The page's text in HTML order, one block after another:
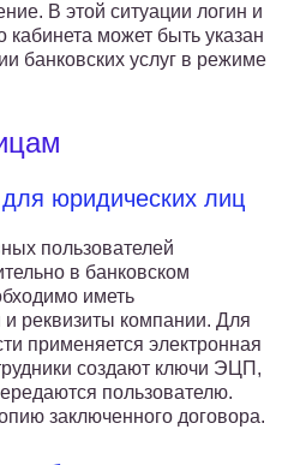
В этой ситуации логин и
кабинета может быть указан
банковских услуг в режиме
юридических лиц
пользователей
в банковском
иметь
и реквизиты компании. Для
применяется электронная
создают ключи ЭЦП,
пользователю.
заключенного договора.